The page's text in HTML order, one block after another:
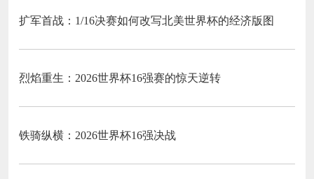
扩军首战：1/16决赛如何改写北美世界杯的经济版图
烈焰重生：2026世界杯16强赛的惊天逆转
铁骑纵横：2026世界杯16强决战